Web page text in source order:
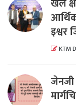
खेल
इश्वर
KTM